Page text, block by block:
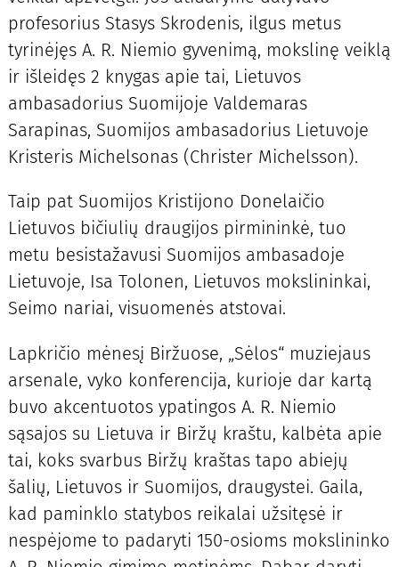
profesorius Stasys Skrodenis, ilgus metus
tyrinėjęs A. R. Niemio gyvenimą, mokslinę veiklą
ir išleidęs 2 knygas apie tai, Lietuvos
ambasadorius Suomijoje Valdemaras
Sarapinas, Suomijos ambasadorius Lietuvoje
Kristeris Michelsonas (Christer Michelsson).
Taip pat Suomijos Kristijono Donelaičio
Lietuvos bičiulių draugijos pirmininkė, tuo
metu besistažavusi Suomijos ambasadoje
Lietuvoje, Isa Tolonen, Lietuvos mokslininkai,
Seimo nariai, visuomenės atstovai.
Lapkričio mėnesį Biržuose, „Sėlos“ muziejaus
arsenale, vyko konferencija, kurioje dar kartą
buvo akcentuotos ypatingos A. R. Niemio
sąsajos su Lietuva ir Biržų kraštu, kalbėta apie
tai, koks svarbus Biržų kraštas tapo abiejų
šalių, Lietuvos ir Suomijos, draugystei. Gaila,
kad paminklo statybos reikalai užsitęsė ir
nespėjome to padaryti 150-osioms mokslininko